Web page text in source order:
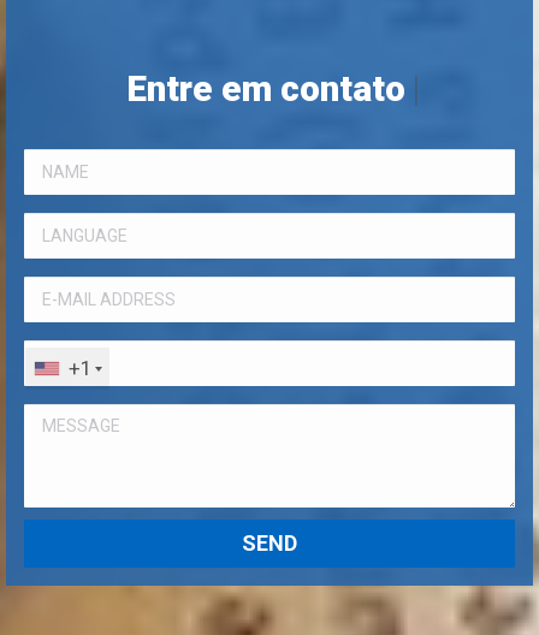
Entre em contato conos
+1